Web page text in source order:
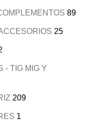
89
25
- TIG MIG Y
209
1